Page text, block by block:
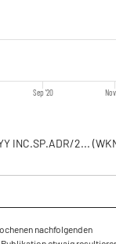
Sep '20
INC.SP.ADR/2...
nachfolgenden